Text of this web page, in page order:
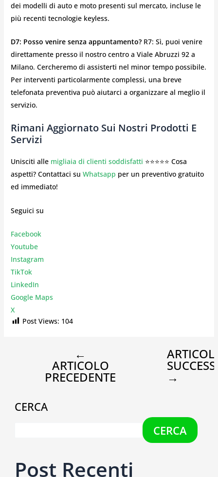
dei modelli di auto e moto presenti sul mercato, incluse le
più recenti tecnologie keyless.
D7: Posso venire senza appuntamento?R7: Sì, puoi venire
direttamente presso il nostro centro a Viale Abruzzi 92 a
Milano. Cercheremo di assisterti nel minor tempo possibile.
Per interventi particolarmente complessi, una breve
telefonata preventiva può aiutarci a organizzare al meglio il
servizio.
Rimani Aggiornato Sui Nostri Prodotti E
Servizi
Unisciti alle migliaia di clienti soddisfatti ⭐⭐⭐⭐⭐ Cosa
aspetti? Contattaci su Whatsapp per un preventivo gratuito
ed immediato!
Seguici su
Facebook
Youtube
Instagram
TikTok
LinkedIn
Google Maps
X
Post Views: 104
←
ARTICOLO
PRECEDENTE →
CERCA
CERCA
Post Recenti